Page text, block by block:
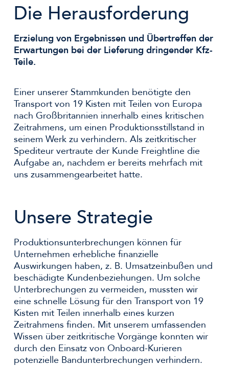
Die Herausforderung
Erzielung von Ergebnissen und Übertreffen der
Erwartungen bei der Lieferung dringender Kfz-
Teile.
Einer unserer Stammkunden benötigte den
Transport von 19 Kisten mit Teilen von Europa
nach Großbritannien innerhalb eines kritischen
Zeitrahmens, um einen Produktionsstillstand in
seinem Werk zu verhindern. Als zeitkritischer
Spediteur vertraute der Kunde Freightline die
Aufgabe an, nachdem er bereits mehrfach mit
uns zusammengearbeitet hatte.
Unsere Strategie
Produktionsunterbrechungen können für
Unternehmen erhebliche finanzielle
Auswirkungen haben, z. B. Umsatzeinbußen und
beschädigte Kundenbeziehungen. Um solche
Unterbrechungen zu vermeiden, mussten wir
eine schnelle Lösung für den Transport von 19
Kisten mit Teilen innerhalb eines kurzen
Zeitrahmens finden. Mit unserem umfassenden
Wissen über zeitkritische Vorgänge konnten wir
durch den Einsatz von Onboard-Kurieren
potenzielle Bandunterbrechungen verhindern.